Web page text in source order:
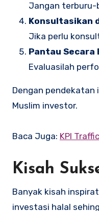
Jangan terburu-
Konsultasikan
Jika perlu
Pantau Secara
Evaluasilah
Dengan pendekatan
Muslim investor.
Baca Juga: KPI
Kisah
Banyak kisah
investasi halal